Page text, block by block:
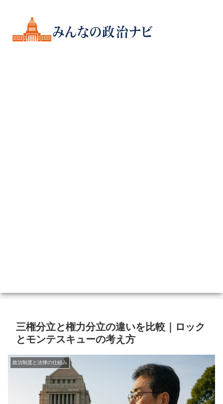
三権分立と権力分立の違いを比較｜ロック
とモンテスキューの考え方
政治制度と法律の仕組み